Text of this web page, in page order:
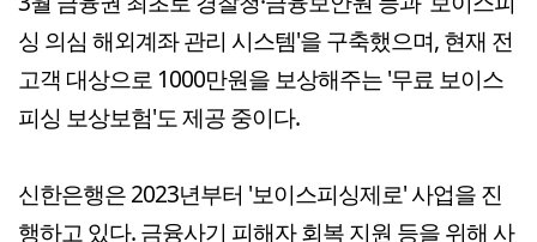
싱 의심 해외계좌 관리 시스템'을 구축했으며, 현재 전
고객 대상으로 1000만원을 보상해주는 '무료 보이스
피싱 보상보험'도 제공 중이다.
신한은행은 2023년부터 '보이스피싱제로' 사업을 진
행하고 있다. 금융사기 피해자 회복 지원 등을 위해 사